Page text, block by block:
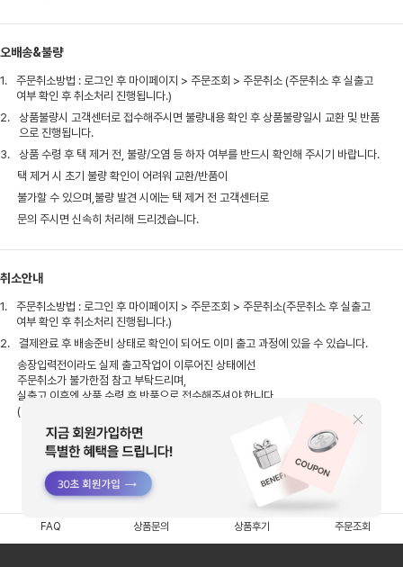
오배송&불량
1.
주문취소방법 : 로그인 후 마이페이지 > 주문조회 > 주문취소 (주문취소 후 실출고
여부 확인 후 취소처리 진행됩니다.)
2.
상품불량시 고객센터로 접수해주시면 불량내용 확인 후 상품불량일시 교환 및 반품
으로 진행됩니다.
3.
상품 수령 후 택 제거 전, 불량/오염 등 하자 여부를 반드시 확인해 주시기 바랍니다.
택 제거 시 초기 불량 확인이 어려워 교환/반품이
불가할 수 있으며,불량 발견 시에는 택 제거 전 고객센터로
문의 주시면 신속히 처리해 드리겠습니다.
취소안내
1.
주문취소방법 : 로그인 후 마이페이지 > 주문조회 > 주문취소(주문취소 후 실출고
여부 확인 후 취소처리 진행됩니다.)
2.
결제완료 후 배송준비 상태로 확인이 되어도 이미 출고 과정에 있을 수 있습니다.
송장입력전이라도 실제 출고작업이 이루어진 상태에선
주문취소가 불가한점 참고 부탁드리며,
실출고 이후엔 상품 수령 후 반품으로 접수해주셔야 합니다.
(반품시 배송비는 고객님이 부담해주셔야 합니다)
FAQ 상품문의 상품후기 주문조회